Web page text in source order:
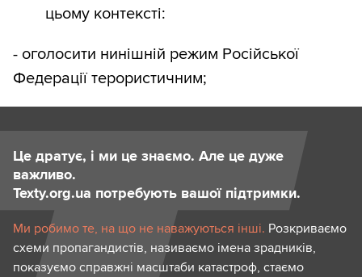
цьому контексті:
- оголосити нинішній режим Російської
Федерації терористичним;
Це дратує, і ми це знаємо. Але це дуже
важливо.
Texty.org.ua потребують вашої підтримки.
Ми робимо те, на що не наважуються інші. Розкриваємо
схеми пропагандистів, називаємо імена зрадників,
показуємо справжні масштаби катастроф, стаємо